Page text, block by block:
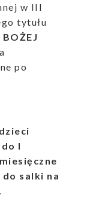
w III
tytułu
po
I
salki na